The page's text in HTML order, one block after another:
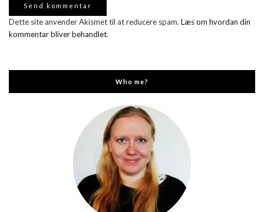
Dette site anvender Akismet til at reducere spam. Læs om hvordan din
kommentar bliver behandlet.
Who me?